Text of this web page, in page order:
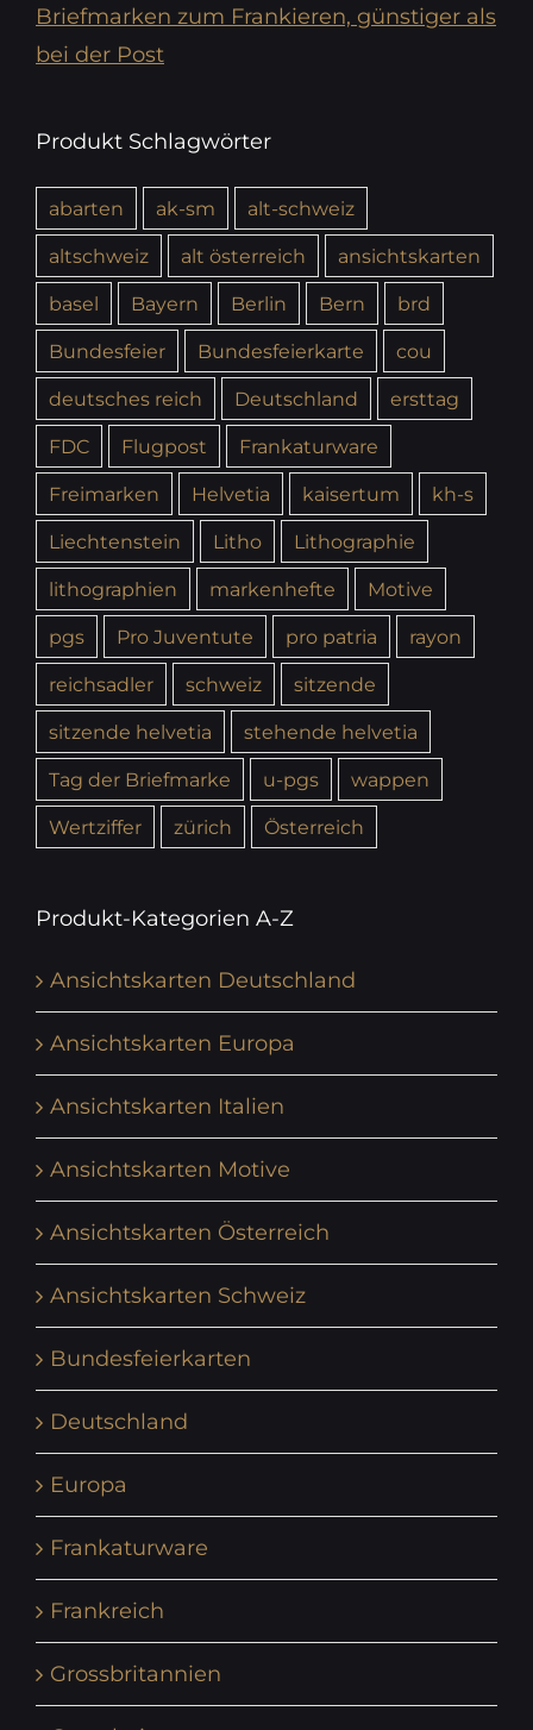
Briefmarken zum Frankieren, günstiger als
bei der Post
Produkt Schlagwörter
abarten ak-sm
alt-schweiz
altschweiz
alt österreich
ansichtskarten
basel
Bayern Berlin Bern
brd
Bundesfeier
Bundesfeierkarte
cou
deutsches reich
Deutschland
ersttag
FDC
Flugpost
Frankaturware
Freimarken
Helvetia kaisertum
kh-s
Liechtenstein
Litho
Lithographie
lithographien
markenhefte
Motive
pgs
Pro Juventute pro patria
rayon
reichsadler
schweiz
sitzende
sitzende helvetia
stehende helvetia
Tag der Briefmarke
u-pgs
wappen
Wertziffer
zürich Österreich
Produkt-Kategorien A-Z
Ansichtskarten Deutschland
Ansichtskarten Europa
Ansichtskarten Italien
Ansichtskarten Motive
Ansichtskarten Österreich
Ansichtskarten Schweiz
Bundesfeierkarten
Deutschland
Europa
Frankaturware
Frankreich
Grossbritannien